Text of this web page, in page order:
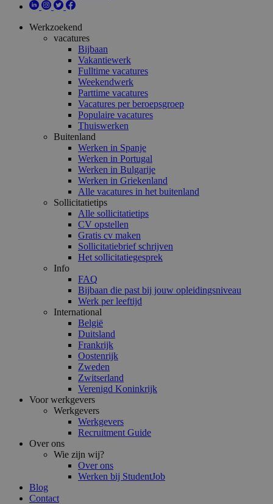
Werkzoekend
vacatures
Bijbaan
Vakantiewerk
Fulltime vacatures
Weekendwerk
Parttime vacatures
Vacatures per beroepsgroep
Populaire vacatures
Thuiswerken
Buitenland
Werken in Spanje
Werken in Portugal
Werken in Bulgarije
Werken in Griekenland
Alle vacatures in het buitenland
Sollicitatietips
Alle sollicitatietips
CV opstellen
Gratis cv maken
Sollicitatiebrief schrijven
Het sollicitatiegesprek
Info
FAQ
Bijbaan die past bij jouw opleidingsniveau
Werk per leeftijd
International
België
Duitsland
Frankrijk
Oostenrijk
Zweden
Zwitserland
Verenigd Koninkrijk
Voor werkgevers
Werkgevers
Werkgevers
Recruitment Guide
Over ons
Wie zijn wij?
Over ons
Werken bij StudentJob
Blog
Contact